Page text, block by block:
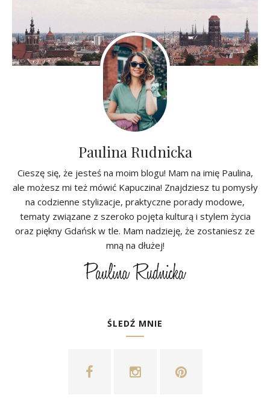
Paulina Rudnicka
Cieszę się, że jesteś na moim blogu! Mam na imię Paulina,
ale możesz mi też mówić Kapuczina! Znajdziesz tu pomysły
na codzienne stylizacje, praktyczne porady modowe,
tematy związane z szeroko pojęta kulturą i stylem życia
oraz piękny Gdańsk w tle. Mam nadzieję, że zostaniesz ze
mną na dłużej!
ŚLEDŹ MNIE